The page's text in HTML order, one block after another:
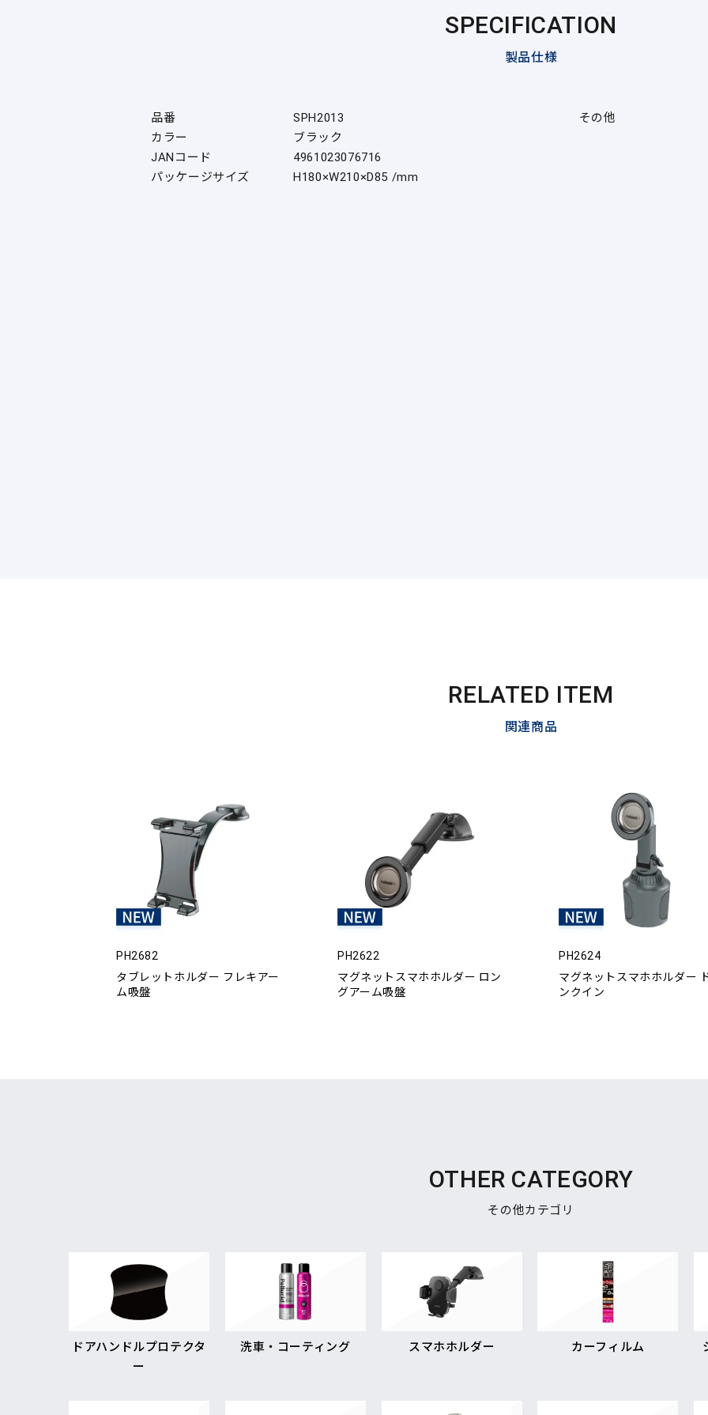
SPECIFICATION
製品仕様
品番
SPH2013
カラー
ブラック
JANコード
4961023076716
パッケージサイズ
H180×W210×D85 /mm
その他
RELATED ITEM
関連商品
PH2682
タブレットホルダー フレキアー
ム吸盤
PH2622
マグネットスマホホルダー ロン
グアーム吸盤
PH2624
マグネットスマホホルダー
ンクイン
OTHER CATEGORY
その他カテゴリ
ドアハンドルプロテクタ
ー
洗車・コーティング スマホホルダー カーフィルム